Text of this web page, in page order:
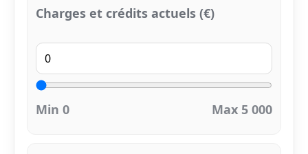
Charges et crédits actuels (€)
Min 0 Max 5 000